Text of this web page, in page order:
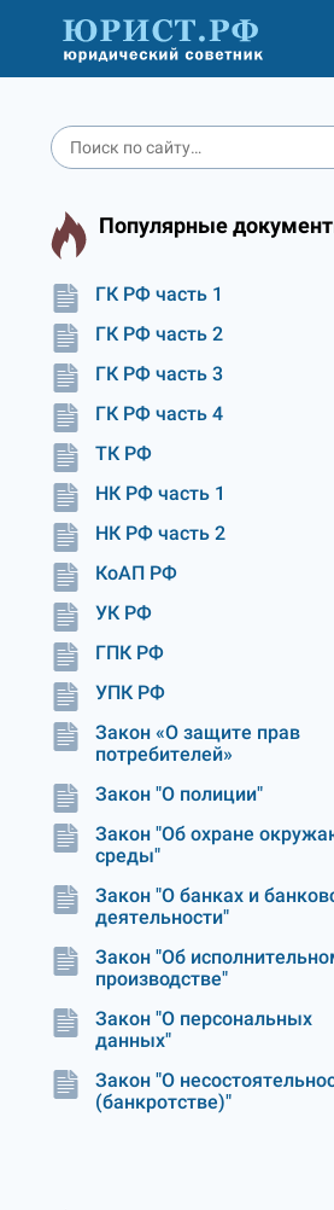
Популярные
ГК РФ часть 1
ГК РФ часть 2
ГК РФ часть 3
ГК РФ часть 4
ТК РФ
НК РФ часть 1
НК РФ часть 2
КоАП РФ
УК РФ
ГПК РФ
УПК РФ
Закон «О защите прав
потребителей»
Закон "О полиции"
Закон "Об охране
среды"
Закон "О банках и
деятельности"
Закон "Об
производстве"
Закон "О персональных
данных"
Закон "О
(банкротстве)"